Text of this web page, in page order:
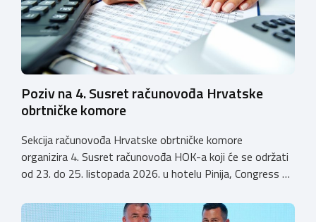
Poziv na 4. Susret računovođa Hrvatske
obrtničke komore
Sekcija računovođa Hrvatske obrtničke komore
organizira 4. Susret računovođa HOK-a koji će se održati
od 23. do 25. listopada 2026. u hotelu Pinija, Congress &
otvoren u petak, 23. listopada 2026. u